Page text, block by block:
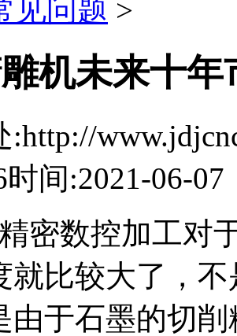
见问题 >
机未来十年
时间:2021-06-07
密数控加工对
就比较大了，
由于石墨的切